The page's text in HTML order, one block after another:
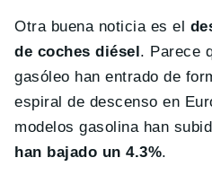
Otra buena noticia es el
de coches diésel . Parece
gasóleo han entrado de
espiral de descenso en
modelos gasolina han
han bajado un 4.3%.